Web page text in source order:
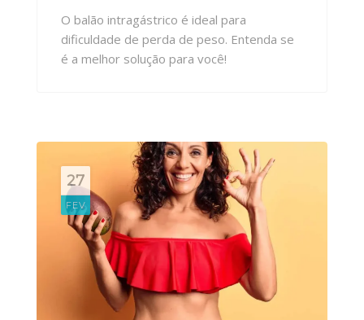
O balão intragástrico é ideal para
dificuldade de perda de peso. Entenda se
é a melhor solução para você!
27
FEV